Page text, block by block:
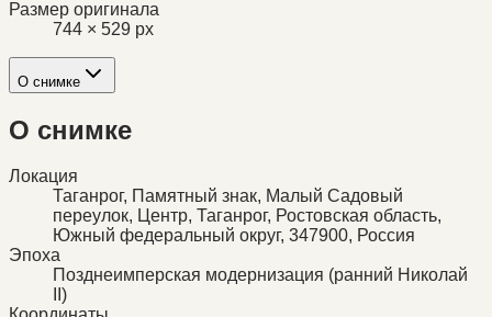
Размер оригинала
744 × 529 px
О снимке
О снимке
Локация
Таганрог, Памятный знак, Малый Садовый
переулок, Центр, Таганрог, Ростовская область,
Южный федеральный округ, 347900, Россия
Эпоха
Позднеимперская модернизация (ранний Николай
II)